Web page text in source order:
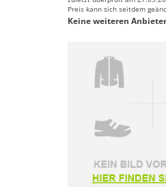
Preis kann sich seitdem
Keine weiteren Anbieter